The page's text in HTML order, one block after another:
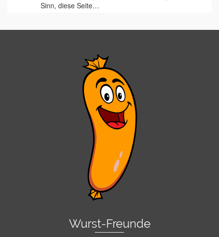
Sinn, diese Seite…
Wurst-Freunde